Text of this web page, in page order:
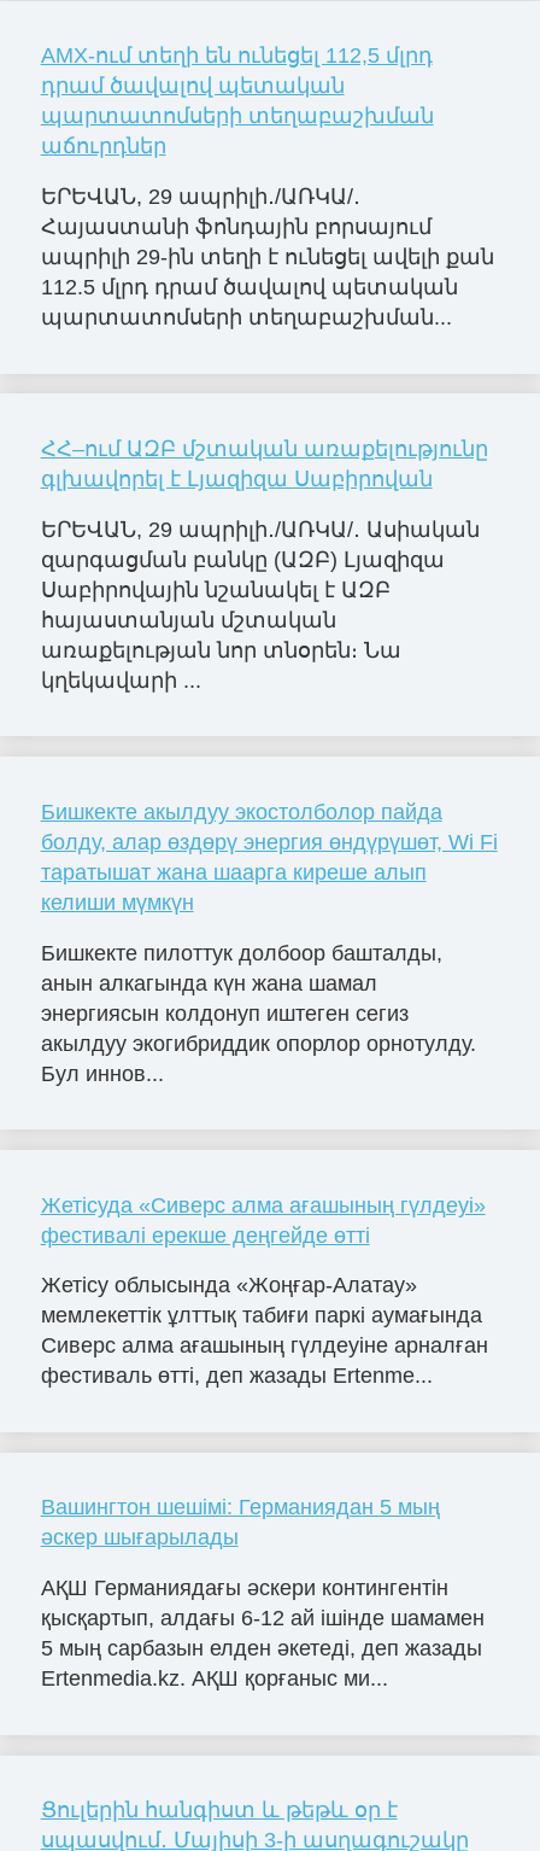
AMX-ում տեղի են ունեցել 112,5 մլրդ
դրամ ծավալով պետական
պարտատոմսերի տեղաբաշխման
աճուրդներ
ԵՐԵՎԱՆ, 29 ապրիլի․/ԱՌԿԱ/․
Հայաստանի ֆոնդային բորսայում
ապրիլի 29-ին տեղի է ունեցել ավելի քան
112.5 մլրդ դրամ ծավալով պետական
պարտատոմսերի տեղաբաշխման...
ՀՀ–ում ԱԶԲ մշտական առաքելությունը
գլխավորել է Լյազիզա Սաբիրովան
ԵՐԵՎԱՆ, 29 ապրիլի․/ԱՌԿԱ/․ Ասիական
զարգացման բանկը (ԱԶԲ) Լյազիզա
Սաբիրովային նշանակել է ԱԶԲ
հայաստանյան մշտական
առաքելության նոր տնօրեն։ Նա
կղեկավարի ...
Бишкекте акылдуу экостолболор пайда
болду, алар өздөрү энергия өндүрүшөт, Wi Fi
таратышат жана шаарга киреше алып
келиши мүмкүн
Бишкекте пилоттук долбоор башталды,
анын алкагында күн жана шамал
энергиясын колдонуп иштеген сегиз
акылдуу экогибриддик опорлор орнотулду.
Бул иннов...
Жетісуда «Сиверс алма ағашының гүлдеуі»
фестивалі ерекше деңгейде өтті
Жетісу облысында «Жоңғар-Алатау»
мемлекеттік ұлттық табиғи паркі аумағында
Сиверс алма ағашының гүлдеуіне арналған
фестиваль өтті, деп жазады Ertenme...
Вашингтон шешімі: Германиядан 5 мың
әскер шығарылады
АҚШ Германиядағы әскери контингентін
қысқартып, алдағы 6-12 ай ішінде шамамен
5 мың сарбазын елден әкетеді, деп жазады
Ertenmedia.kz. АҚШ қорғаныс ми...
Ցուլերին հանգիստ և թեթև օր է
սպասվում․ Մայիսի 3-ի ասղագուշակը